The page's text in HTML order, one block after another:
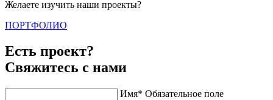
Желаете изучить наши проекты?
ПОРТФОЛИО
Есть проект?
Свяжитесь с нами
Имя* Обязательное поле